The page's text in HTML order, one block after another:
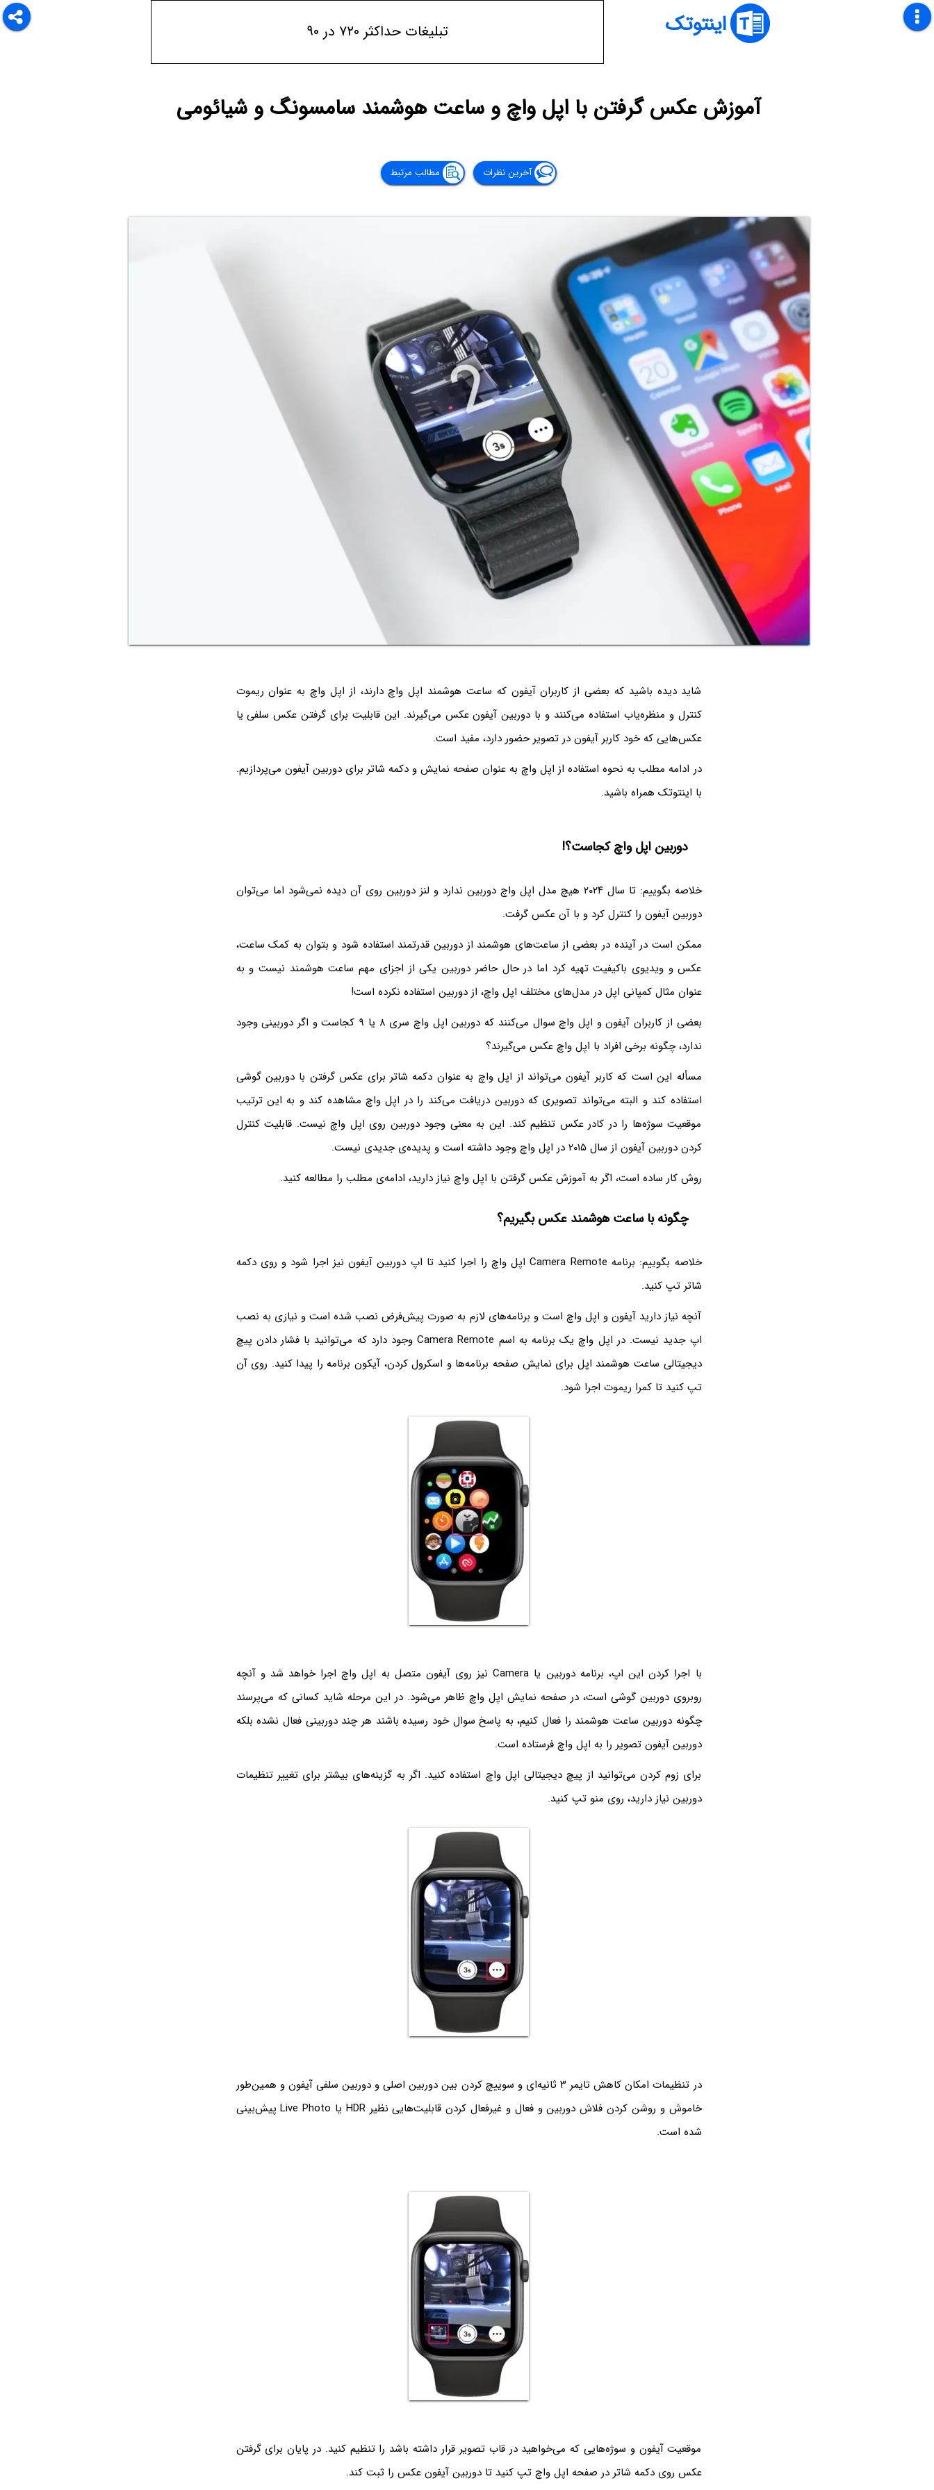
اینتوتک تبلیغات حداکثر ۷۲۰ در ۹۰
آموزش عکس گرفتن با اپل واچ و ساعت هوشمند سامسونگ و شیائومی
آخرین نظرات مطالب مرتبط
شاید دیده باشید که بعضی از کاربران آیفون که ساعت هوشمند اپل واچ دارند، از اپل واچ به عنوان ریموت
کنترل و منظره‌یاب استفاده می‌کنند و با دوربین آیفون عکس می‌گیرند. این قابلیت برای گرفتن عکس سلفی یا
عکس‌هایی که خود کاربر آیفون در تصویر حضور دارد، مفید است.
در ادامه مطلب به نحوه استفاده از اپل واچ به عنوان صفحه نمایش و دکمه شاتر برای دوربین آیفون می‌پردازیم.
با اینتوتک همراه باشید.
دوربین اپل واچ کجاست؟!
خلاصه بگوییم: تا سال ۲۰۲۴ هیچ مدل اپل واچ دوربین ندارد و لنز دوربین روی آن دیده نمی‌شود اما می‌توان
دوربین آیفون را کنترل کرد و با آن عکس گرفت.
ممکن است در آینده در بعضی از ساعت‌های هوشمند از دوربین قدرتمند استفاده شود و بتوان به کمک ساعت،
عکس و ویدیوی باکیفیت تهیه کرد اما در حال حاضر دوربین یکی از اجزای مهم ساعت هوشمند نیست و به
عنوان مثال کمپانی اپل در مدل‌های مختلف اپل واچ، از دوربین استفاده نکرده است!
بعضی از کاربران آیفون و اپل واچ سوال می‌کنند که دوربین اپل واچ سری ۸ یا ۹ کجاست و اگر دوربینی وجود
ندارد، چگونه برخی افراد با اپل واچ عکس می‌گیرند؟
مسأله این است که کاربر آیفون می‌تواند از اپل واچ به عنوان دکمه شاتر برای عکس گرفتن با دوربین گوشی
استفاده کند و البته می‌تواند تصویری که دوربین دریافت می‌کند را در اپل واچ مشاهده کند و به این ترتیب
موقعیت سوژه‌ها را در کادر عکس تنظیم کند. این به معنی وجود دوربین روی اپل واچ نیست. قابلیت کنترل
کردن دوربین آیفون از سال ۲۰۱۵ در اپل واچ وجود داشته است و پدیده‌ی جدیدی نیست.
روش کار ساده است، اگر به آموزش عکس گرفتن با اپل واچ نیاز دارید، ادامه‌ی مطلب را مطالعه کنید.
چگونه با ساعت هوشمند عکس بگیریم؟
خلاصه بگوییم: برنامه Camera Remote اپل واچ را اجرا کنید تا اپ دوربین آیفون نیز اجرا شود و روی دکمه
شاتر تپ کنید.
آنچه نیاز دارید آیفون و اپل واچ است و برنامه‌های لازم به صورت پیش‌فرض نصب شده است و نیازی به نصب
اپ جدید نیست. در اپل واچ یک برنامه به اسم Camera Remote وجود دارد که می‌توانید با فشار دادن پیچ
دیجیتالی ساعت هوشمند اپل برای نمایش صفحه برنامه‌ها و اسکرول کردن، آیکون برنامه را پیدا کنید. روی آن
تپ کنید تا کمرا ریموت اجرا شود.
با اجرا کردن این اپ، برنامه دوربین یا Camera نیز روی آیفون متصل به اپل واچ اجرا خواهد شد و آنچه
روبروی دوربین گوشی است، در صفحه نمایش اپل واچ ظاهر می‌شود. در این مرحله شاید کسانی که می‌پرسند
چگونه دوربین ساعت هوشمند را فعال کنیم، به پاسخ سوال خود رسیده باشند هر چند دوربینی فعال نشده بلکه
دوربین آیفون تصویر را به اپل واچ فرستاده است.
برای زوم کردن می‌توانید از پیچ دیجیتالی اپل واچ استفاده کنید. اگر به گزینه‌های بیشتر برای تغییر تنظیمات
دوربین نیاز دارید، روی منو تپ کنید.
در تنظیمات امکان کاهش تایمر ۳ ثانیه‌ای و سوییچ کردن بین دوربین اصلی و دوربین سلفی آیفون و همین‌طور
خاموش و روشن کردن فلاش دوربین و فعال و غیرفعال کردن قابلیت‌هایی نظیر HDR یا Live Photo پیش‌بینی
شده است.
موقعیت آیفون و سوژه‌هایی که می‌خواهید در قاب تصویر قرار داشته باشد را تنظیم کنید. در پایان برای گرفتن
عکس روی دکمه شاتر در صفحه اپل واچ تپ کنید تا دوربین آیفون عکس را ثبت کند.